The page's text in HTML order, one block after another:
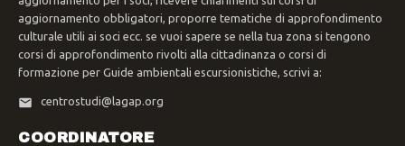
aggiornamento obbligatori, proporre tematiche di approfondimento
culturale utili ai soci ecc. se vuoi sapere se nella tua zona si tengono
corsi di approfondimento rivolti alla cittadinanza o corsi di
formazione per Guide ambientali escursionistiche, scrivi a:
centrostudi@lagap.org
COORDINATORE